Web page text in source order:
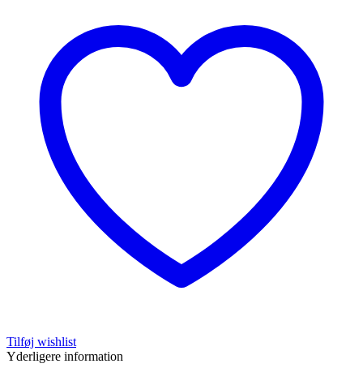
Tilføj wishlist
Yderligere information